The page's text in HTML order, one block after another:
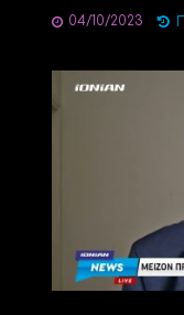
04/10/2023